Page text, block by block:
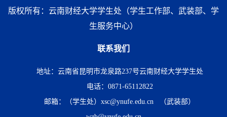
版权所有：云南财经大学学生处（学生工作部、武装部、学
生服务中心）
联系我们
地址：云南省昆明市龙泉路237号云南财经大学学生处
电话：0871-65112822
邮箱：（学生处）xsc@ynufe.edu.cn （武装部）